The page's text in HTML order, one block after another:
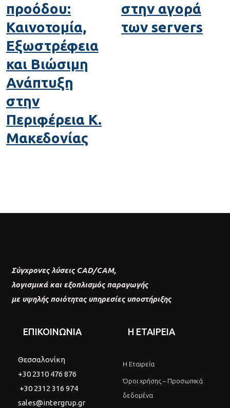
προόδου:
Καινοτομία,
Εξωστρέφεια
και Βιώσιμη
Ανάπτυξη
στην
Περιφέρεια Κ.
Μακεδονίας
στην αγορά
των servers
Σύγχρονες λύσεις CAD/CAM,
λογισμικά και εξοπλισμός παραγωγής
με υψηλής ποιότητας υπηρεσίες υποστήριξης
ΕΠΙΚΟΙΝΩΝΙΑ
Θεσσαλονίκη
+30 2310 476 876
+30 2312 316 974
sales@intergrup.gr
Η ΕΤΑΙΡΕΙΑ
Η Εταιρεία
Όροι χρήσης – Προσωπικά
δεδομένα